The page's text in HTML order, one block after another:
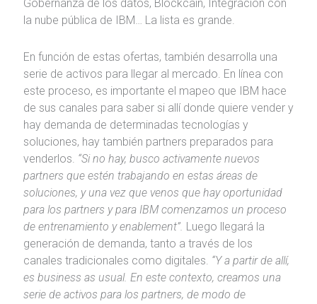
Gobernanza de los datos, Blockcain, Integración con
la nube pública de IBM… La lista es grande.
En función de estas ofertas, también desarrolla una
serie de activos para llegar al mercado. En línea con
este proceso, es importante el mapeo que IBM hace
de sus canales para saber si allí donde quiere vender y
hay demanda de determinadas tecnologías y
soluciones, hay también partners preparados para
venderlos. “Si no hay, busco activamente nuevos
partners que estén trabajando en estas áreas de
soluciones, y una vez que venos que hay oportunidad
para los partners y para IBM comenzamos un proceso
de entrenamiento y enablement”. Luego llegará la
generación de demanda, tanto a través de los
canales tradicionales como digitales. “Y a partir de allí,
es business as usual. En este contexto, creamos una
serie de activos para los partners, de modo de